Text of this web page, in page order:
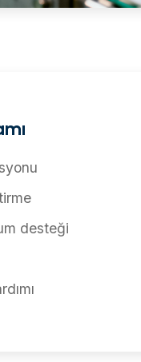
desteği